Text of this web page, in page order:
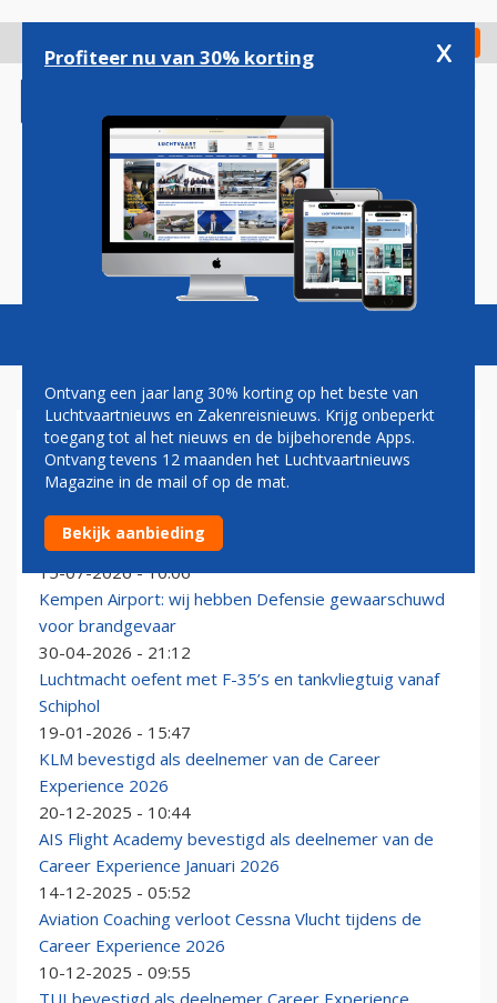
gaan
Check in
Magazine Podcasts Vacatures
DEFENSIE
KLM-piloot naar Texas om vliegers op te leiden voor
gevechtsvliegtuigen
15-07-2026 - 10:06
Kempen Airport: wij hebben Defensie gewaarschuwd
voor brandgevaar
30-04-2026 - 21:12
Luchtmacht oefent met F-35’s en tankvliegtuig vanaf
Schiphol
19-01-2026 - 15:47
KLM bevestigd als deelnemer van de Career
Experience 2026
20-12-2025 - 10:44
AIS Flight Academy bevestigd als deelnemer van de
Career Experience Januari 2026
14-12-2025 - 05:52
Aviation Coaching verloot Cessna Vlucht tijdens de
Career Experience 2026
10-12-2025 - 09:55
Profiteer nu van 30% korting x
Ontvang een jaar lang 30% korting op het beste van
Luchtvaartnieuws en Zakenreisnieuws. Krijg onbeperkt
toegang tot al het nieuws en de bijbehorende Apps.
Ontvang tevens 12 maanden het Luchtvaartnieuws
Magazine in de mail of op de mat.
Bekijk aanbieding